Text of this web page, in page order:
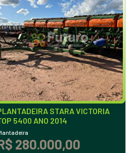
STARA VICTORIA
5400 ANO 2014
280.000,00